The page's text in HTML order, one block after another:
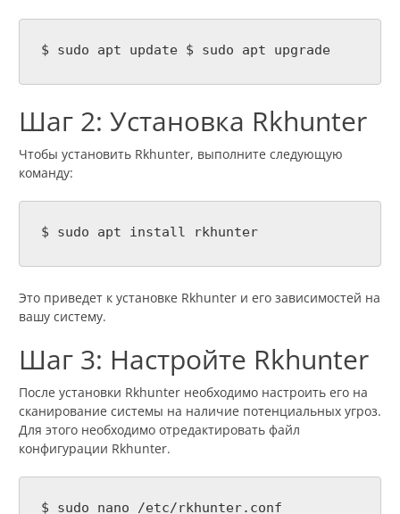
$ sudo apt update $ sudo apt upgrade
Шаг 2: Установка Rkhunter
Чтобы установить Rkhunter, выполните следующую
команду:
$ sudo apt install rkhunter
Это приведет к установке Rkhunter и его зависимостей на
вашу систему.
Шаг 3: Настройте Rkhunter
После установки Rkhunter необходимо настроить его на
сканирование системы на наличие потенциальных угроз.
Для этого необходимо отредактировать файл
конфигурации Rkhunter.
$ sudo nano /etc/rkhunter.conf